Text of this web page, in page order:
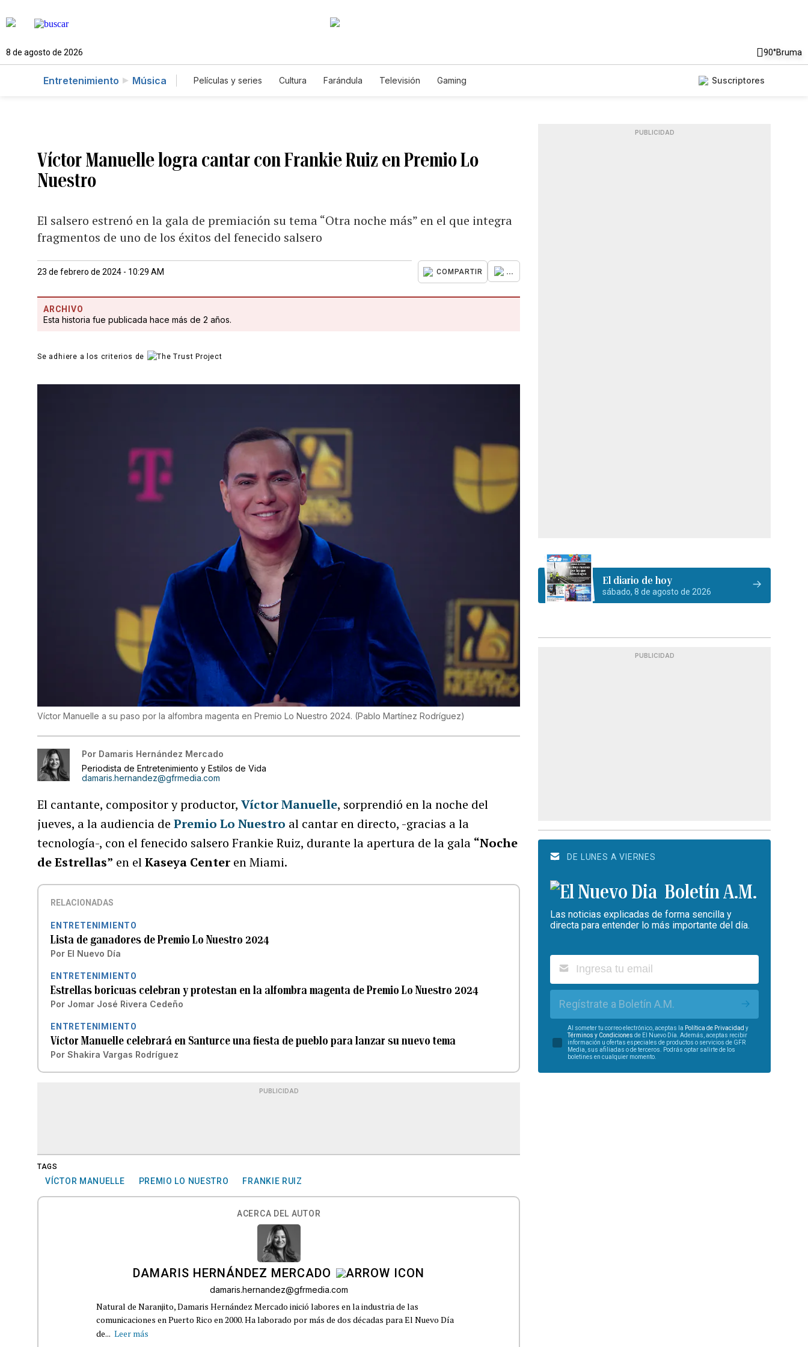
8 de agosto de 2026 90°Bruma
Entretenimiento Música Películas y series Cultura Farándula Televisión Gaming Suscriptores
Víctor Manuelle logra cantar con Frankie Ruiz en Premio Lo
Nuestro
El salsero estrenó en la gala de premiación su tema “Otra noche más” en el que integra
fragmentos de uno de los éxitos del fenecido salsero
23 de febrero de 2024 - 10:29 AM COMPARTIR ...
ARCHIVO
Esta historia fue publicada hace más de 2 años.
Se adhiere a los criterios de
Víctor Manuelle a su paso por la alfombra magenta en Premio Lo Nuestro 2024. (Pablo Martínez Rodríguez)
Por Damaris Hernández Mercado
Periodista de Entretenimiento y Estilos de Vida
damaris.hernandez@gfrmedia.com
El cantante, compositor y productor,Víctor Manuelle, sorprendió en la noche del
jueves, a la audiencia de Premio Lo Nuestro al cantar en directo, -gracias a la
tecnología-, con el fenecido salsero Frankie Ruiz, durante la apertura de la gala “Noche
de Estrellas” en elKaseya Center en Miami.
RELACIONADAS
ENTRETENIMIENTO
Lista de ganadores de Premio Lo Nuestro 2024
Por El Nuevo Día
ENTRETENIMIENTO
Estrellas boricuas celebran y protestan en la alfombra magenta de Premio Lo Nuestro 2024
Por Jomar José Rivera Cedeño
ENTRETENIMIENTO
Víctor Manuelle celebrará en Santurce una fiesta de pueblo para lanzar su nuevo tema
Por Shakira Vargas Rodríguez
PUBLICIDAD
TAGS
VÍCTOR MANUELLE PREMIO LO NUESTRO FRANKIE RUIZ
ACERCA DEL AUTOR
DAMARIS HERNÁNDEZ MERCADO
damaris.hernandez@gfrmedia.com
Natural de Naranjito, Damaris Hernández Mercado inició labores en la industria de las
comunicaciones en Puerto Rico en 2000. Ha laborado por más de dos décadas para El Nuevo Día
de... Leer más
PUBLICIDAD
El diario de hoy
sábado, 8 de agosto de 2026
PUBLICIDAD
DE LUNES A VIERNES
Boletín A.M.
Las noticias explicadas de forma sencilla y
directa para entender lo más importante del día.
Regístrate a Boletín A.M.
Al someter tu correo electrónico, aceptas la Política de Privacidad y
Términos y Condiciones de El Nuevo Día. Además, aceptas recibir
información u ofertas especiales de productos o servicios de GFR
Media, sus afiliadas o de terceros. Podrás optar salirte de los
boletines en cualquier momento.